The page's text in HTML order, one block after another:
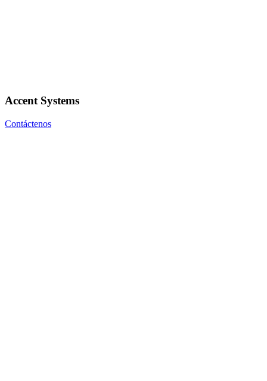
Accent Systems
Contáctenos